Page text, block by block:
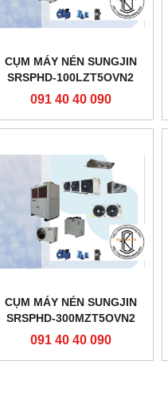
CỤM MÁY NÉN SUNGJIN
SRSPHD-100LZT5OVN2
091 40 40 090
CỤM MÁY NÉN SUNGJIN
SRSPHD-300MZT5OVN2
091 40 40 090